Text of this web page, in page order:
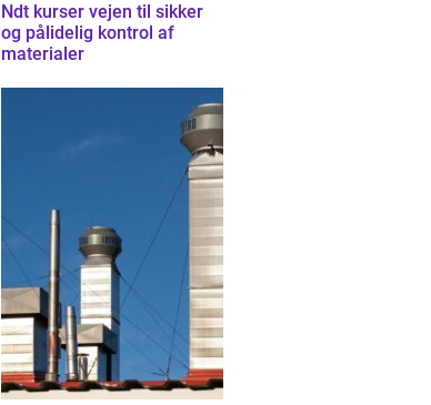
Ndt kurser vejen til sikker
og pålidelig kontrol af
materialer